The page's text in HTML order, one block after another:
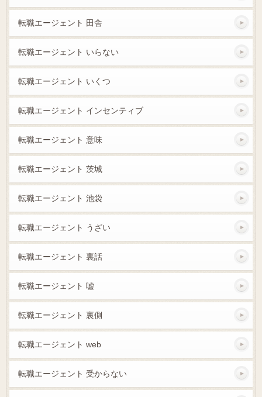
転職エージェント 田舎
転職エージェント いらない
転職エージェント いくつ
転職エージェント インセンティブ
転職エージェント 意味
転職エージェント 茨城
転職エージェント 池袋
転職エージェント うざい
転職エージェント 裏話
転職エージェント 嘘
転職エージェント 裏側
転職エージェント web
転職エージェント 受からない